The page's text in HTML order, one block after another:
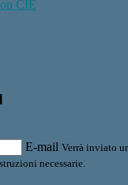
CIE
E-mail Verrà inviato
necessarie.